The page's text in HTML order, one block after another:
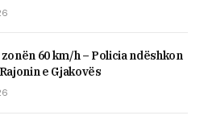
60 km/h – Policia ndëshkon
e Gjakovës